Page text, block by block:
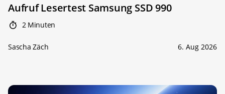
Aufruf Lesertest Samsung SSD 990
2 Minuten
Sascha Zäch 6. Aug 2026